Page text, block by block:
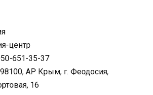
центр
651-35-37
АР Крым, г. Феодосия,
16